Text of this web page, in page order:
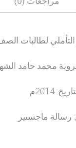
لطالبات
محمد حامد
2014م
رسالة ماجستير